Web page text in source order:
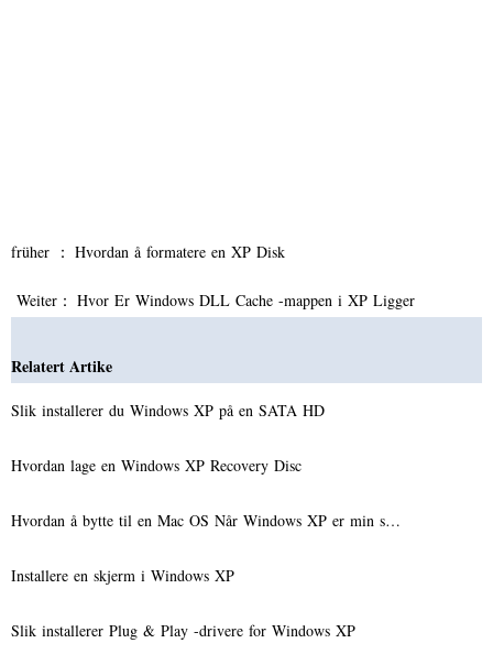
früher ： Hvordan å formatere en XP Disk
Weiter： Hvor Er Windows DLL Cache -mappen i XP Ligger
Relatert Artike
Slik installerer du Windows XP på en SATA HD
Hvordan lage en Windows XP Recovery Disc
Hvordan å bytte til en Mac OS Når Windows XP er min s…
Installere en skjerm i Windows XP
Slik installerer Plug & Play -drivere for Windows XP